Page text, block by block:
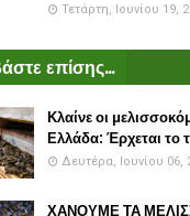
Τετάρτη, Ιουνίου 19,
επίσης...
Κλαίνε οι
Ελλάδα: Έρχεται το
Δευτέρα, Ιουνίου 06,
ΧΑΝΟΥΜΕ ΤΑ